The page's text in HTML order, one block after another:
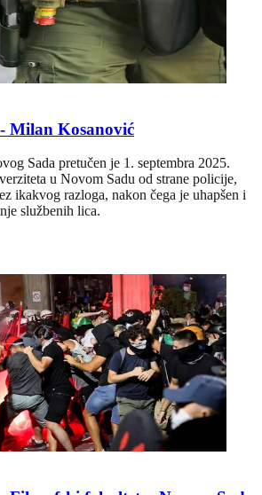
Milan Kosanović
Sada pretučen je 1. septembra 2025.
u Novom Sadu od strane policije,
ikakvog razloga, nakon čega je uhapšen i
službenih lica.